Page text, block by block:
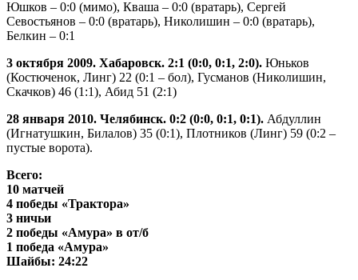
Юшков – 0:0 (мимо), Кваша – 0:0 (вратарь), Сергей
Севостьянов – 0:0 (вратарь), Николишин – 0:0 (вратарь),
Белкин – 0:1
3 октября 2009. Хабаровск. 2:1 (0:0, 0:1, 2:0). Юньков
(Костюченок, Линг) 22 (0:1 – бол), Гусманов (Николишин,
Скачков) 46 (1:1), Абид 51 (2:1)
28 января 2010. Челябинск. 0:2 (0:0, 0:1, 0:1). Абдуллин
(Игнатушкин, Билалов) 35 (0:1), Плотников (Линг) 59 (0:2 –
пустые ворота).
Всего:
10 матчей
4 победы «Трактора»
3 ничьи
2 победы «Амура» в от/б
1 победа «Амура»
Шайбы: 24:22